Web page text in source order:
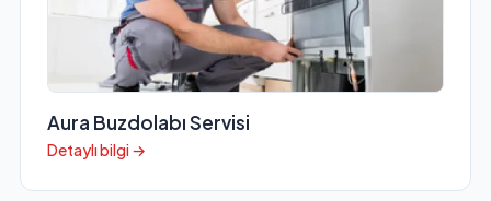
Aura Buzdolabı Servisi
Detaylı bilgi →